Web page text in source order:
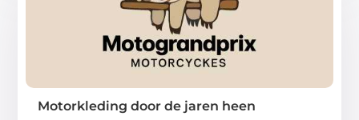
Motorkleding door de jaren heen